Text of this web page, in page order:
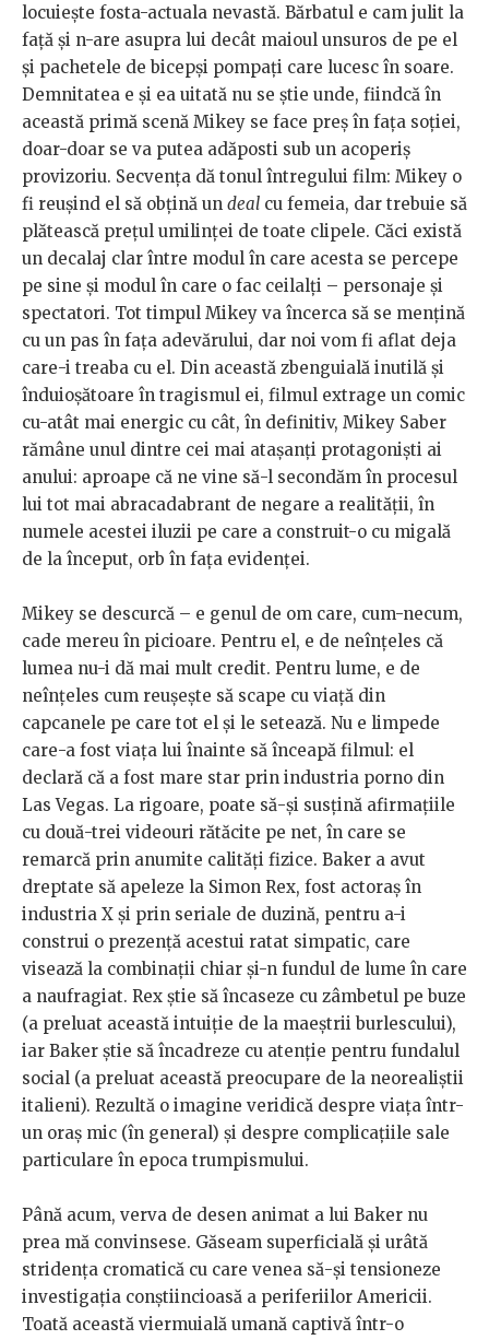
locuiește fosta-actuala nevastă. Bărbatul e cam julit la
față și n-are asupra lui decât maioul unsuros de pe el
și pachetele de bicepși pompați care lucesc în soare.
Demnitatea e și ea uitată nu se știe unde, fiindcă în
această primă scenă Mikey se face preș în fața soției,
doar-doar se va putea adăposti sub un acoperiș
provizoriu. Secvența dă tonul întregului film: Mikey o
fi reușind el să obțină un deal cu femeia, dar trebuie să
plătească prețul umilinței de toate clipele. Căci există
un decalaj clar între modul în care acesta se percepe
pe sine și modul în care o fac ceilalți – personaje și
spectatori. Tot timpul Mikey va încerca să se mențină
cu un pas în fața adevărului, dar noi vom fi aflat deja
care-i treaba cu el. Din această zbenguială inutilă și
înduioșătoare în tragismul ei, filmul extrage un comic
cu-atât mai energic cu cât, în definitiv, Mikey Saber
rămâne unul dintre cei mai atașanți protagoniști ai
anului: aproape că ne vine să-l secondăm în procesul
lui tot mai abracadabrant de negare a realității, în
numele acestei iluzii pe care a construit-o cu migală
de la început, orb în fața evidenței.
Mikey se descurcă – e genul de om care, cum-necum,
cade mereu în picioare. Pentru el, e de neînțeles că
lumea nu-i dă mai mult credit. Pentru lume, e de
neînțeles cum reușește să scape cu viață din
capcanele pe care tot el și le setează. Nu e limpede
care-a fost viața lui înainte să înceapă filmul: el
declară că a fost mare star prin industria porno din
Las Vegas. La rigoare, poate să-și susțină afirmațiile
cu două-trei videouri rătăcite pe net, în care se
remarcă prin anumite calități fizice. Baker a avut
dreptate să apeleze la Simon Rex, fost actoraș în
industria X și prin seriale de duzină, pentru a-i
construi o prezență acestui ratat simpatic, care
visează la combinații chiar și-n fundul de lume în care
a naufragiat. Rex știe să încaseze cu zâmbetul pe buze
(a preluat această intuiție de la maeștrii burlescului),
iar Baker știe să încadreze cu atenție pentru fundalul
social (a preluat această preocupare de la neorealiștii
italieni). Rezultă o imagine veridică despre viața într-
un oraș mic (în general) și despre complicațiile sale
particulare în epoca trumpismului.
Până acum, verva de desen animat a lui Baker nu
prea mă convinsese. Găseam superficială și urâtă
stridența cromatică cu care venea să-și tensioneze
investigația conștiincioasă a periferiilor Americii.
Toată această viermuială umană captivă într-o